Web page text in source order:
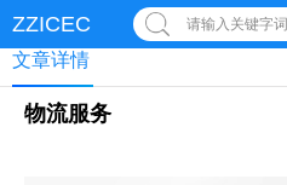
ZZICEC 请输入关键字词
文章详情
物流服务